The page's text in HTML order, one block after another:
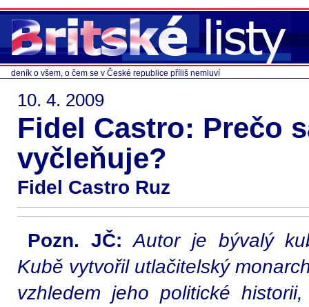
deník o všem, o čem se v České republice příliš nemluví
10. 4. 2009
Fidel Castro: Prečo
vyčleňuje?
Fidel Castro Ruz
Pozn. JČ: Autor je bývalý
Kubě vytvořil utlačitelský
vzhledem jeho politické